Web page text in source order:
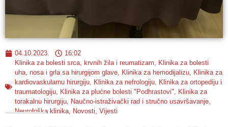
04.10.2023.
16:02
Klinika za bolesti srca, krvnih žila i reumatizam, Klinika za bolesti
uha, nosa i grla sa hirurgijom glave, Klinika za hemodijalizu, Klinika za
kardiovaskularnu hirurgiju, Klinika za nefrologiju, Klinika za ortopediju i
traumatologiju, Klinika za plućne bolesti "Podhrastovi", Klinika za
torakalnu hirurgiju, Naučno-istraživački rad i stručno usavršavanje,
Neurološka klinika, Novosti, Vijesti